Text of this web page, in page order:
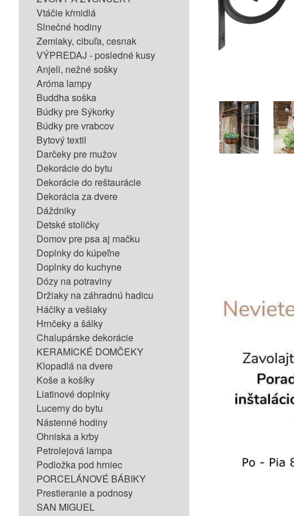
Vtáčie kŕmidlá
Slnečné hodiny
Zemiaky, cibuľa, cesnak
VÝPREDAJ - posledné kusy
Anjeli, nežné sošky
Aróma lampy
Buddha soška
Búdky pre Sýkorky
Búdky pre vrabcov
Bytový textil
Darčeky pre mužov
Dekorácie do bytu
Dekorácie do reštaurácie
Dekorácia za dvere
Dáždniky
Detské stoličky
Domov pre psa aj mačku
Doplnky do kúpeľne
Doplnky do kuchyne
Dózy na potraviny
Držiaky na záhradnú hadicu
Háčiky a vešiaky
Hrnčeky a šálky
Chalupárske dekorácie
KERAMICKÉ DOMČEKY
Klopadlá na dvere
Koše a košíky
Liatinové doplnky
Lucerny do bytu
Nástenné hodiny
Ohniska a krby
Petrolejová lampa
Podložka pod hrniec
PORCELÁNOVÉ BÁBIKY
Prestieranie a podnosy
SAN MIGUEL